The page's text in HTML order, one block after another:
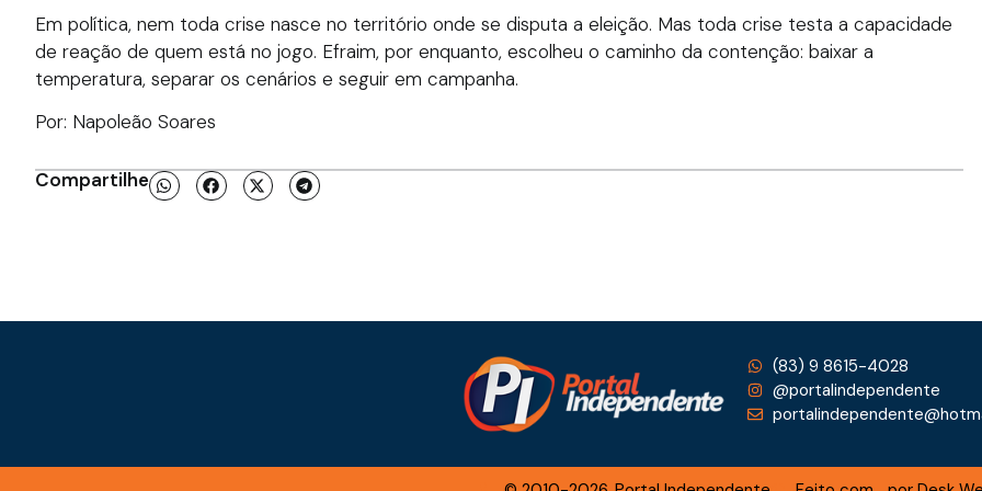
Em política, nem toda crise nasce no território onde se disputa a eleição. Mas toda crise testa a capacidade
de reação de quem está no jogo. Efraim, por enquanto, escolheu o caminho da contenção: baixar a
temperatura, separar os cenários e seguir em campanha.
Por: Napoleão Soares
Compartilhe
(83) 9 8615-4028
@portalindependente